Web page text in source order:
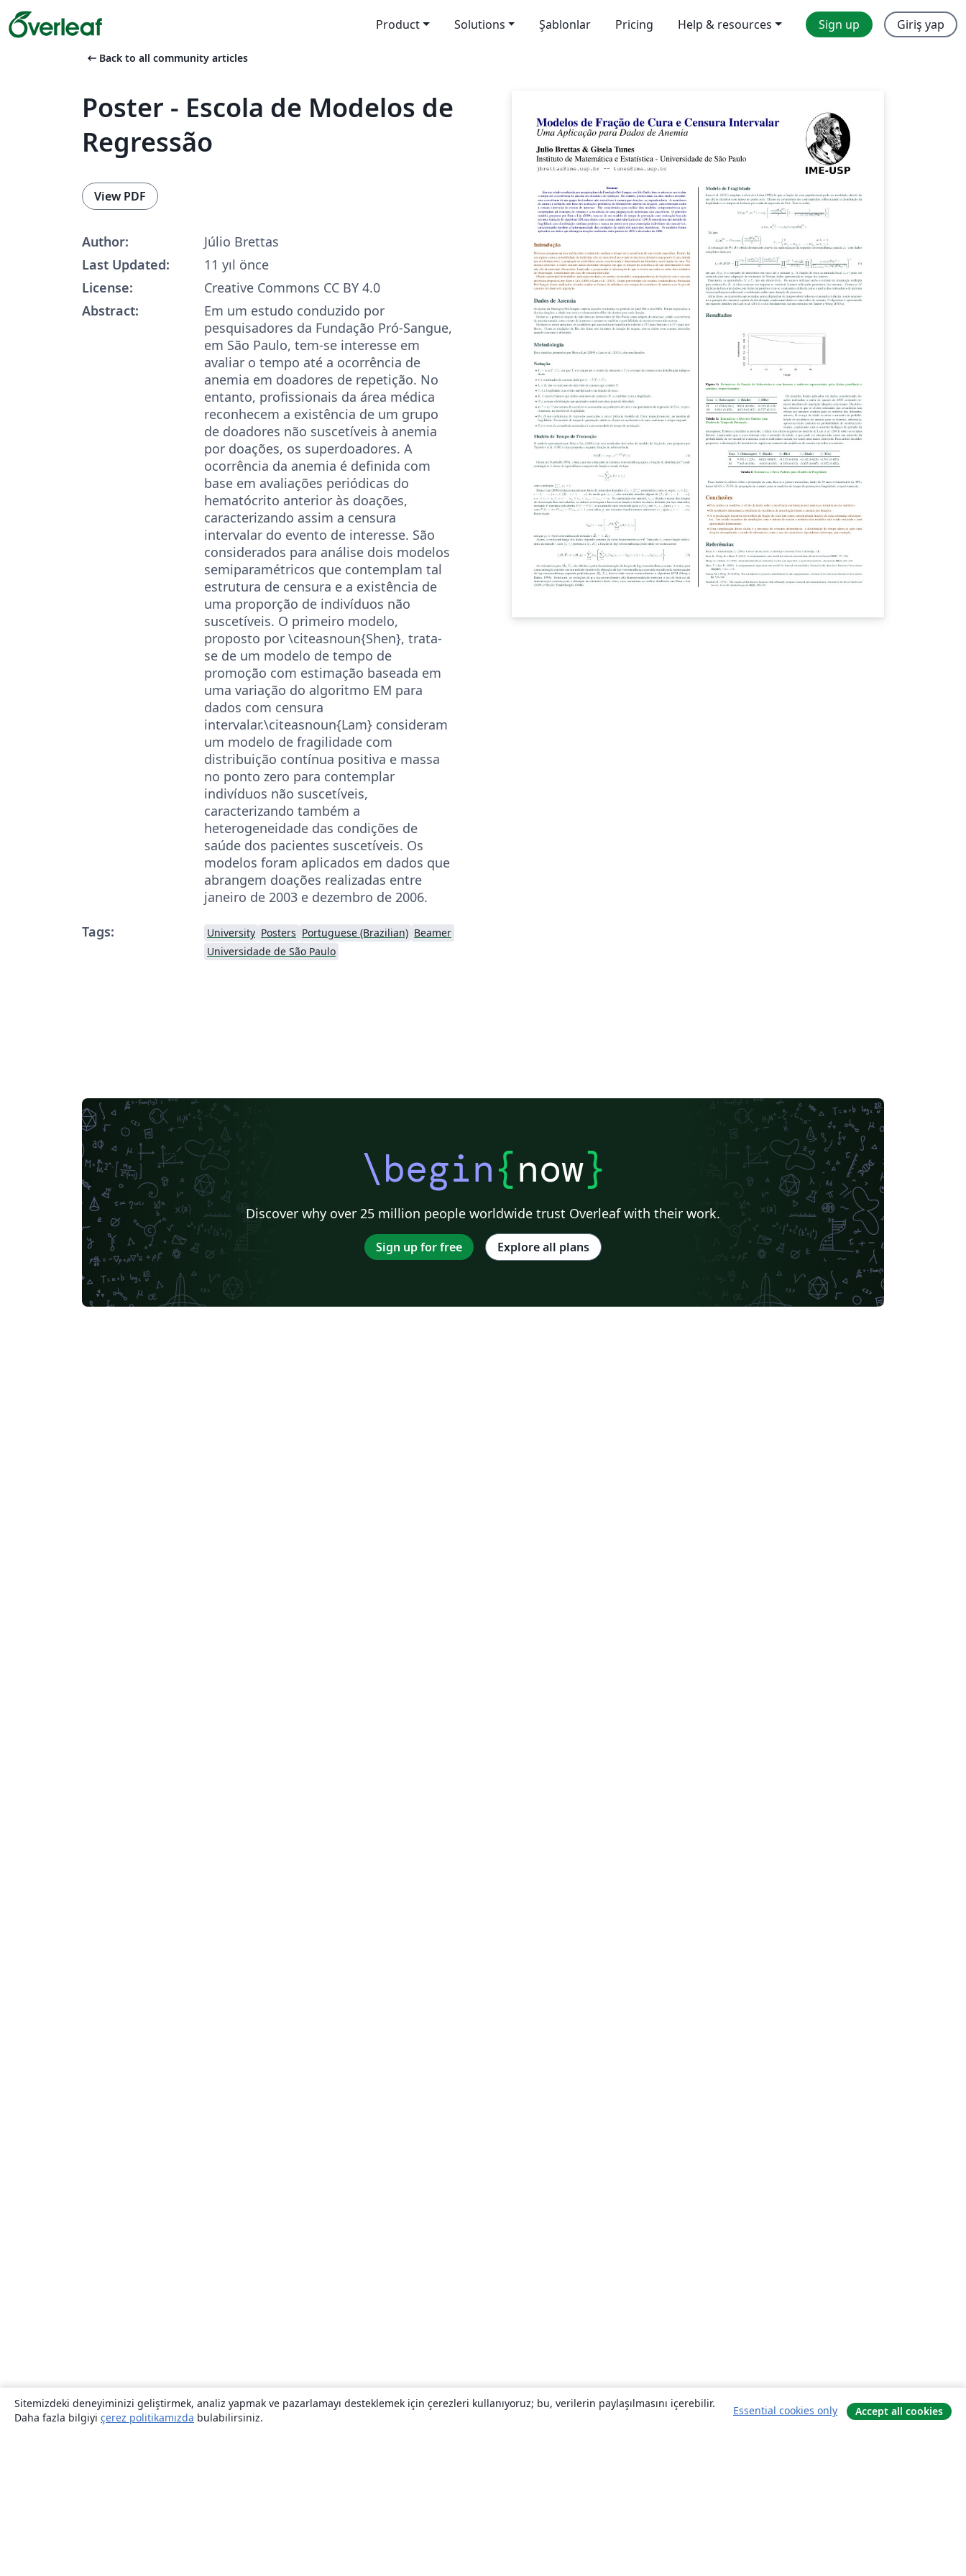
Product Solutions Şablonlar Pricing Help & resources Sign up Giriş yap
arrow_left_alt Back to all community articles
Poster - Escola de Modelos de
Regressão
View PDF
Author:
Júlio Brettas
Last Updated:
11 yıl önce
License:
Creative Commons CC BY 4.0
Abstract:
Em um estudo conduzido por
pesquisadores da Fundação Pró-Sangue,
em São Paulo, tem-se interesse em
avaliar o tempo até a ocorrência de
anemia em doadores de repetição. No
entanto, profissionais da área médica
reconhecem a existência de um grupo
de doadores não suscetíveis à anemia
por doações, os superdoadores. A
ocorrência da anemia é definida com
base em avaliações periódicas do
hematócrito anterior às doações,
caracterizando assim a censura
intervalar do evento de interesse. São
considerados para análise dois modelos
semiparamétricos que contemplam tal
estrutura de censura e a existência de
uma proporção de indivíduos não
suscetíveis. O primeiro modelo,
proposto por \citeasnoun{Shen}, trata-
se de um modelo de tempo de
promoção com estimação baseada em
uma variação do algoritmo EM para
dados com censura
intervalar.\citeasnoun{Lam} consideram
um modelo de fragilidade com
distribuição contínua positiva e massa
no ponto zero para contemplar
indivíduos não suscetíveis,
caracterizando também a
heterogeneidade das condições de
saúde dos pacientes suscetíveis. Os
modelos foram aplicados em dados que
abrangem doações realizadas entre
janeiro de 2003 e dezembro de 2006.
Tags:
University Posters Portuguese (Brazilian) Beamer
Universidade de São Paulo
\begin{now}
Discover why over 25 million people worldwide trust Overleaf with their work.
Sign up for free Explore all plans
Sitemizdeki deneyiminizi geliştirmek, analiz yapmak ve pazarlamayı desteklemek için çerezleri kullanıyoruz; bu, verilerin paylaşılmasını içerebilir.
Daha fazla bilgiyi çerez politikamızda bulabilirsiniz.
Essential cookies only Accept all cookies